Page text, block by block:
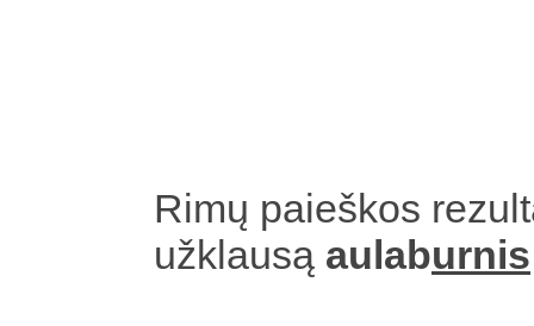
Rimų paieškos
užklausą aulaburnis